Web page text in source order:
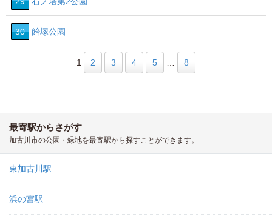
30 飴塚公園
1 2 3 4 5 8
最寄駅からさがす
加古川市の公園・緑地を最寄駅から探すことができます。
東加古川駅
浜の宮駅